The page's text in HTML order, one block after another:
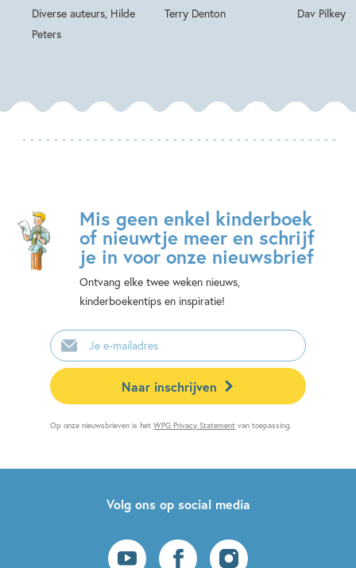
Diverse auteurs, Hilde
Peters
Terry Denton Dav Pilkey
Mis geen enkel kinderboek
of nieuwtje meer en schrijf
je in voor onze nieuwsbrief
Ontvang elke twee weken nieuws,
kinderboekentips en inspiratie!
E-
mailadres
Naar inschrijven
Op onze nieuwsbrieven is hetWPG Privacy Statement van toepassing.
Volg ons op social media